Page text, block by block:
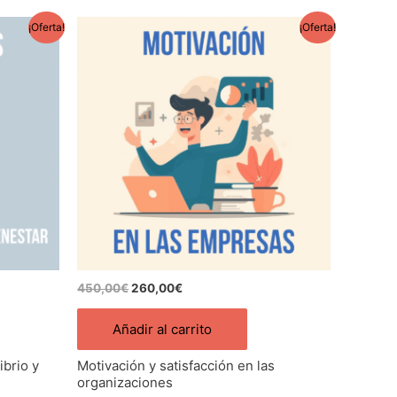
¡Oferta!
y
¡Oferta!
450,00€
precio
original
450,00€.
260,00€
precio
actual
260,00€.
Añadir al carrito
Motivación y satisfacción en las
organizaciones